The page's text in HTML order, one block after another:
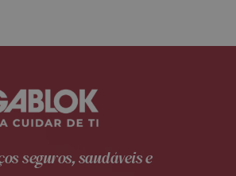
seguros, saudáveis e